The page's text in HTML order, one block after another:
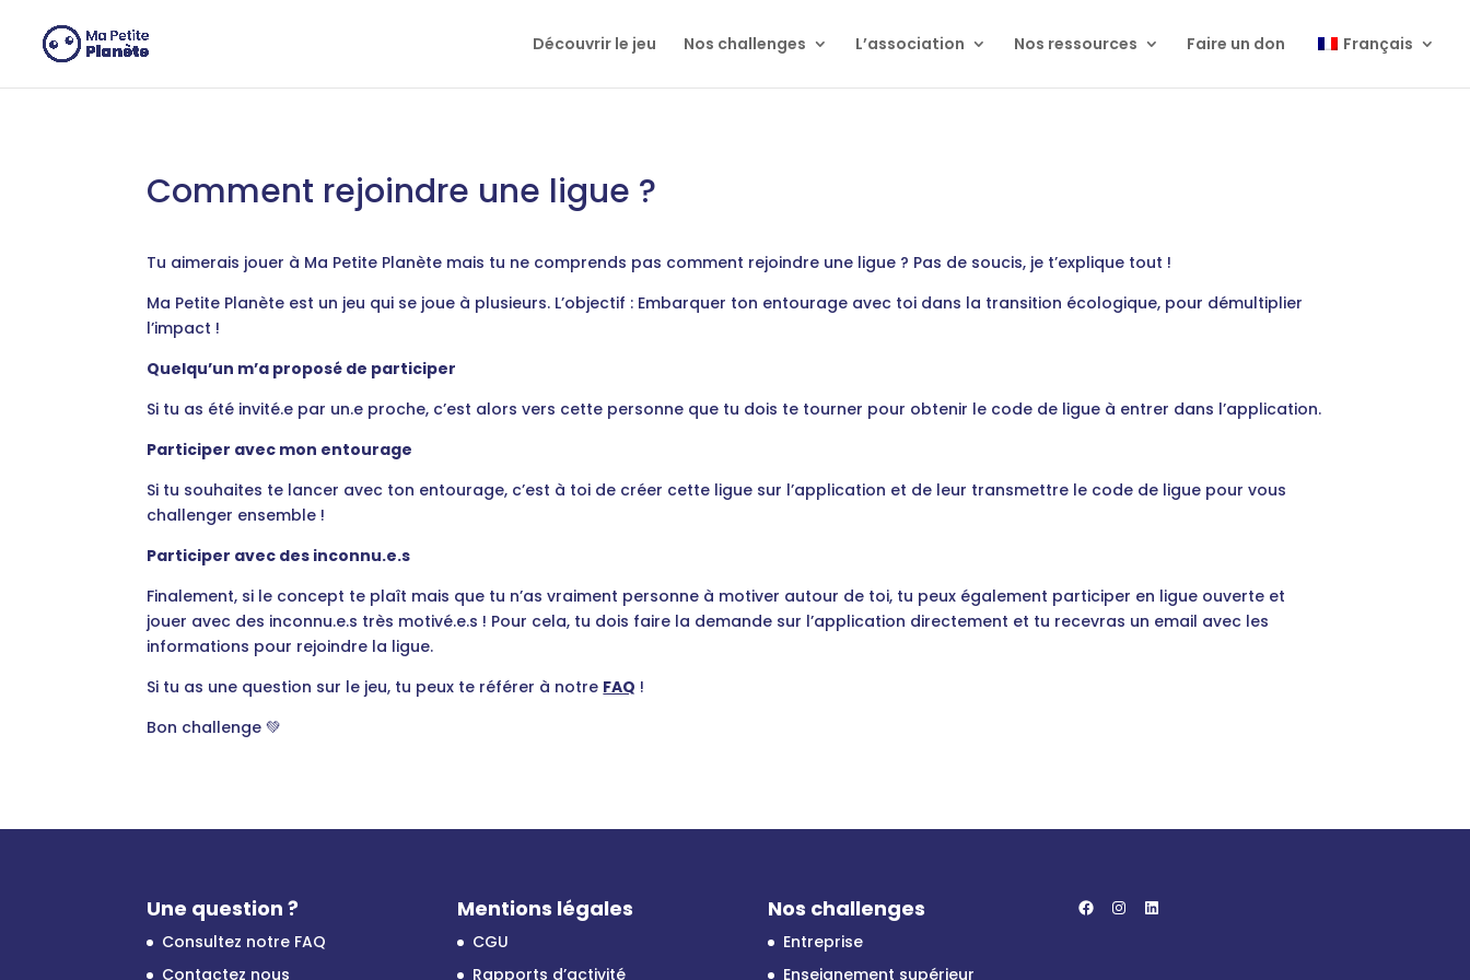
Découvrir le jeu Nos challenges L’association Nos ressources Faire un don Français
Comment rejoindre une ligue ?
Tu aimerais jouer à Ma Petite Planète mais tu ne comprends pas comment rejoindre une ligue ? Pas de soucis, je t’explique tout !
Ma Petite Planète est un jeu qui se joue à plusieurs. L’objectif : Embarquer ton entourage avec toi dans la transition écologique, pour démultiplier
l’impact !
Quelqu’un m’a proposé de participer
Si tu as été invité.e par un.e proche, c’est alors vers cette personne que tu dois te tourner pour obtenir le code de ligue à entrer dans l’application.
Participer avec mon entourage
Si tu souhaites te lancer avec ton entourage, c’est à toi de créer cette ligue sur l’application et de leur transmettre le code de ligue pour vous
challenger ensemble !
Participer avec des inconnu.e.s
Finalement, si le concept te plaît mais que tu n’as vraiment personne à motiver autour de toi, tu peux également participer en ligue ouverte et
jouer avec des inconnu.e.s très motivé.e.s ! Pour cela, tu dois faire la demande sur l’application directement et tu recevras un email avec les
informations pour rejoindre la ligue.
Si tu as une question sur le jeu, tu peux te référer à notre FAQ !
Bon challenge 💚
Une question ?
Consultez notre FAQ
Contactez nous
Mentions légales
CGU
Rapports d’activité
Nos challenges
Entreprise
Enseignement supérieur
Facebook Instagram LinkedIn